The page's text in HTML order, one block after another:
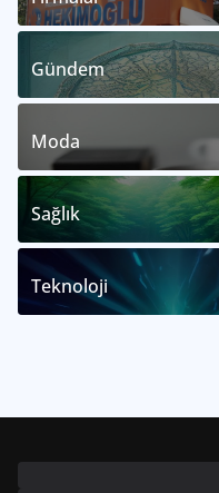
Gündem
Moda
Sağlık
Teknoloji